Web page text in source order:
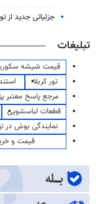
جزئیاتی جدید از
تبلیغات
قیمت شیشه
تور کربلا
مرجع پاسخ معتبر
قطعات لباسشویی
نمایندگی بوش در
قیمت و